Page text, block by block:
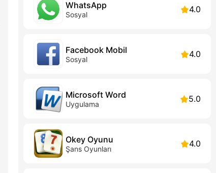
WhatsApp
Sosyal 4.0
Facebook Mobil
Sosyal 4.0
Microsoft Word
Uygulama 5.0
Okey Oyunu
Şans Oyunları 4.0